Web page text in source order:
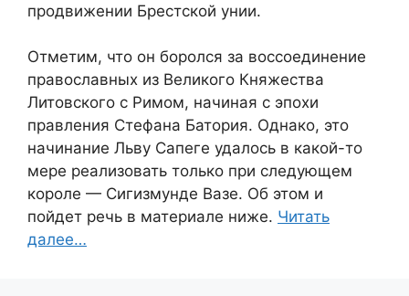
продвижении Брестской унии.
Отметим, что он боролся за воссоединение
православных из Великого Княжества
Литовского с Римом, начиная с эпохи
правления Стефана Батория. Однако, это
начинание Льву Сапеге удалось в какой-то
мере реализовать только при следующем
короле — Сигизмунде Вазе. Об этом и
пойдет речь в материале ниже. Читать
далее…